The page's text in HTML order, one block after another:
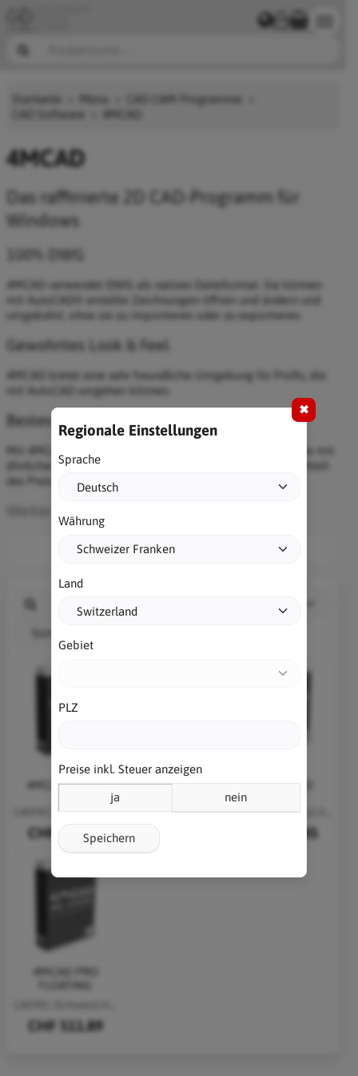
Startseite Menu
CAD CAM Programme
CAD Software
4MCAD
Das raffinierte 2D CAD-Programm für
Windows
100% DWG
4MCAD verwendet DWG als natives Dateiformat. Sie können
mit AutoCAD® erstellte Zeichnungen öffnen und ändern und
umgekehrt, ohne sie zu importieren oder zu exportieren.
Gewohntes Look & Feel
4MCAD bietet eine sehr freundliche Umgebung für Profis, die
mit AutoCAD umgehen können.
Bestes Preis- Leistungsverhältnis
Mit 4MCAD erhalten Sie eine fortschrittliche CAD-Software mit
ähnlichem Leistungsniveau wie AutoCAD®, für einen Bruchteil
des Preises.
Branchen
4MCAD Classic
CADTEC (Schweiz) GmbH
CHF 170.63
4MCAD Standard
CADTEC (Schweiz) GmbH
CHF 230.85
4MCAD PRO
CHF 391.45
FLOATING
CHF 511.89
✖
Regionale Einstellungen
Sprache
Währung
Land
Gebiet
PLZ
Preise inkl. Steuer anzeigen
ja nein
Speichern